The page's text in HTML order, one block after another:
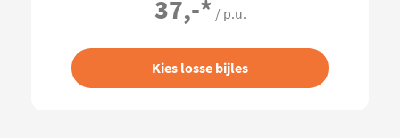
37,-* / p.u.
Kies losse bijles